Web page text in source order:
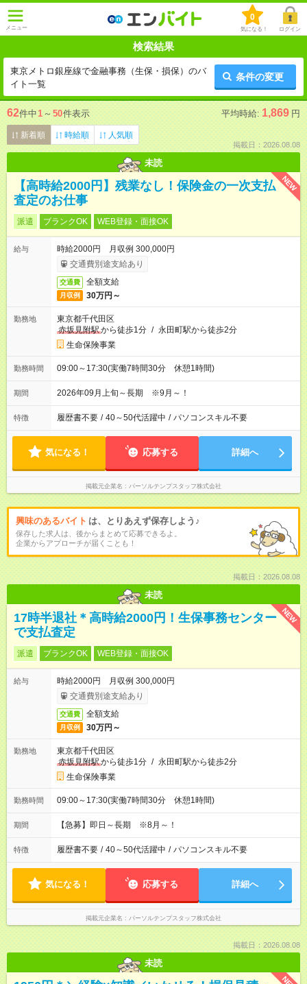
メニュー
0
気になる！ ログイン
検索結果
東京メトロ銀座線で金融事務（生保・損保）のバ
イト一覧
条件の変更
62件中1 ～ 50件表示 平均時給: 1,869 円
新着順 時給順 人気順
掲載日：2026.08.08
未読
NEW
【高時給2000円】残業なし！保険金の一次支払
査定のお仕事
派遣 ブランクOK WEB登録・面接OK
給与
時給2000円 月収例 300,000円
交通費別途支給あり
交通費 全額支給
月収例 30万円～
勤務地
東京都千代田区
赤坂見附駅から徒歩1分 / 永田町駅から徒歩2分
生命保険事業
勤務時間 09:00～17:30(実働7時間30分 休憩1時間)
期間 2026年09月上旬～長期 ※9月～！
特徴 履歴書不要 / 40～50代活躍中 / パソコンスキル不要
気になる！ 応募する 詳細へ
掲載元企業名 パーソルテンプスタッフ株式会社
興味のあるバイト は、とりあえず保存しよう♪
保存した求人は、後からまとめて応募できるよ。
企業からアプローチが届くことも！
掲載日：2026.08.08
未読
NEW
17時半退社＊高時給2000円！生保事務センター
で支払査定
派遣 ブランクOK WEB登録・面接OK
給与
時給2000円 月収例 300,000円
交通費別途支給あり
交通費 全額支給
月収例 30万円～
勤務地
東京都千代田区
赤坂見附駅から徒歩1分 / 永田町駅から徒歩2分
生命保険事業
勤務時間 09:00～17:30(実働7時間30分 休憩1時間)
期間 【急募】即日～長期 ※8月～！
特徴 履歴書不要 / 40～50代活躍中 / パソコンスキル不要
気になる！ 応募する 詳細へ
掲載元企業名 パーソルテンプスタッフ株式会社
掲載日：2026.08.08
未読